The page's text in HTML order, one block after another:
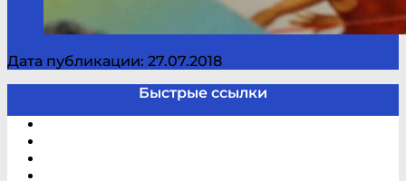
Дата публикации: 27.07.2018
Быстрые ссылки